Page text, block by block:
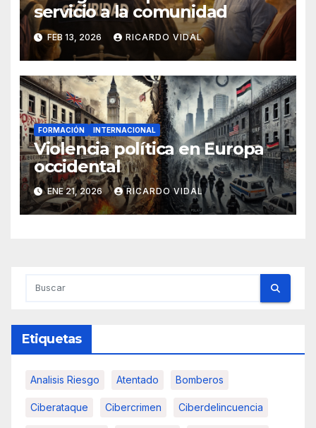
servicio a la comunidad
FEB 13, 2026 RICARDO VIDAL
FORMACIÓN INTERNACIONAL
Violencia política en Europa
occidental
ENE 21, 2026 RICARDO VIDAL
Etiquetas
Analisis Riesgo Atentado Bomberos
Ciberataque Cibercrimen Ciberdelincuencia